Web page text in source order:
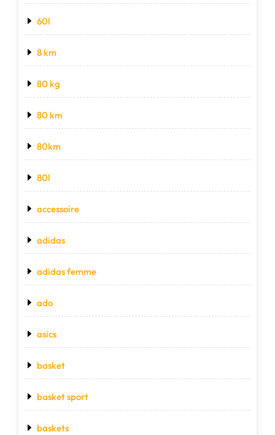
60l
8 km
80 kg
80 km
80km
80l
accessoire
adidas
adidas femme
ado
asics
basket
basket sport
baskets